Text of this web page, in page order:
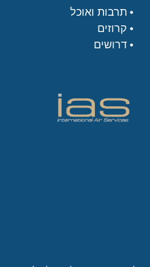
תרבות ואוכל
קרוזים
דרושים